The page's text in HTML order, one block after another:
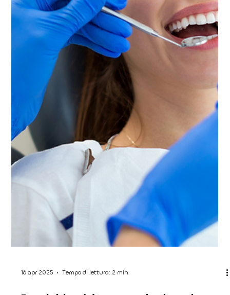
Ecco perché sempre più pazienti italiani scelgono
un’alternativa concreta, sicura e vicina: la nostra
clinica a Fiume in Croazia che offre cura, garanzia e
risultati veri, con viaggio gratuito incluso.